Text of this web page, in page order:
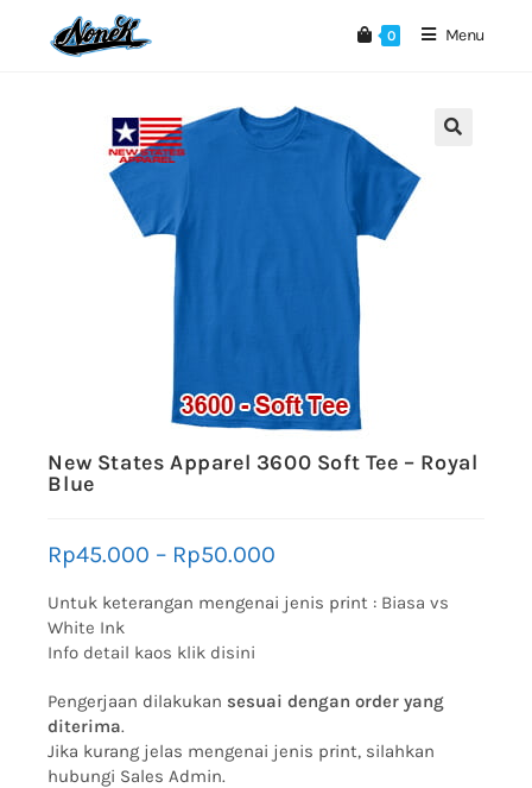
0 Menu
New States Apparel 3600 Soft Tee – Royal
Blue
Rp45.000 – Rp50.000
Untuk keterangan mengenai jenis print : Biasa vs
White Ink
Info detail kaos klik disini
Pengerjaan dilakukan sesuai dengan order yang
diterima.
Jika kurang jelas mengenai jenis print, silahkan
hubungi Sales Admin.